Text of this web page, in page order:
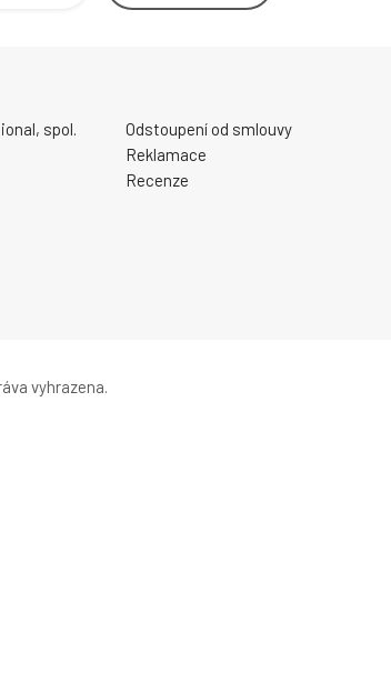
spol.
Odstoupení od smlouvy
Reklamace
Recenze
vyhrazena.